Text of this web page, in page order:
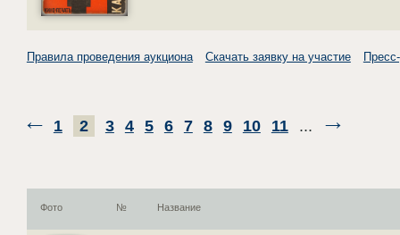
Правила проведения аукциона Скачать заявку на участие
1 2 3 4 5 6 7 8 9 10 11 ...
Фото № Название